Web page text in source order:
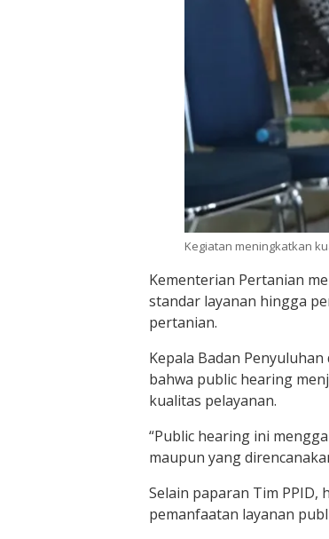
Kegiatan meningkatkan
Kementerian Pertanian
standar layanan hingga
pertanian.
Kepala Badan
bahwa public hearing
kualitas pelayanan.
“Public hearing ini
maupun yang
Selain paparan Tim PPID,
pemanfaatan layanan